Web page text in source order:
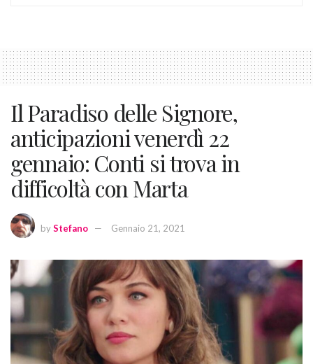
Il Paradiso delle Signore,
anticipazioni venerdì 22
gennaio: Conti si trova in
difficoltà con Marta
byStefano Gennaio 21, 2021